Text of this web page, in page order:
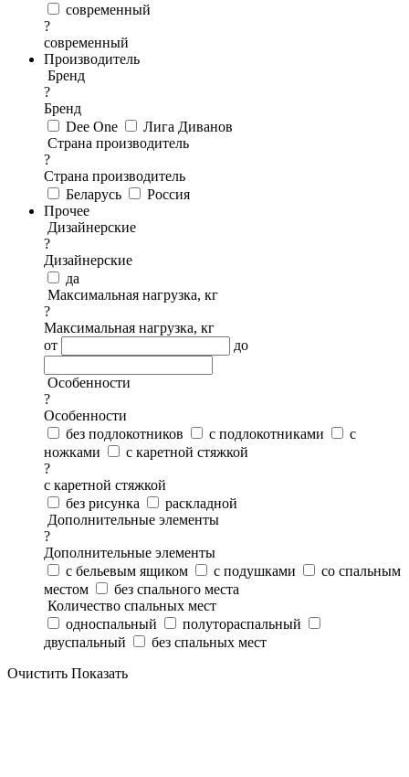
современный
?
современный
Производитель
Бренд
?
Бренд
Dee One
Лига Диванов
Страна производитель
?
Страна производитель
Беларусь
Россия
Прочее
Дизайнерские
?
Дизайнерские
да
Максимальная нагрузка, кг
?
Максимальная нагрузка, кг
от
до
Особенности
?
Особенности
без подлокотников
с подлокотниками
с
ножками
с каретной стяжкой
?
с каретной стяжкой
без рисунка
раскладной
Дополнительные элементы
?
Дополнительные элементы
с бельевым ящиком
с подушками
со спальным
местом
без спального места
Количество спальных мест
односпальный
полутораспальный
двуспальный
без спальных мест
Очистить Показать